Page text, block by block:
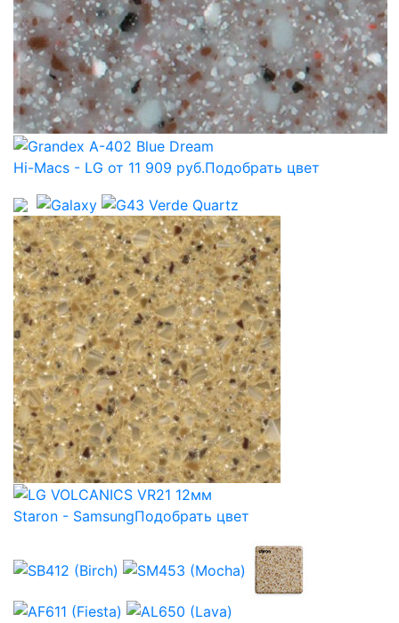
Hi-Macs - LG от 11 909 руб.Подобрать цвет
Staron - SamsungПодобрать цвет